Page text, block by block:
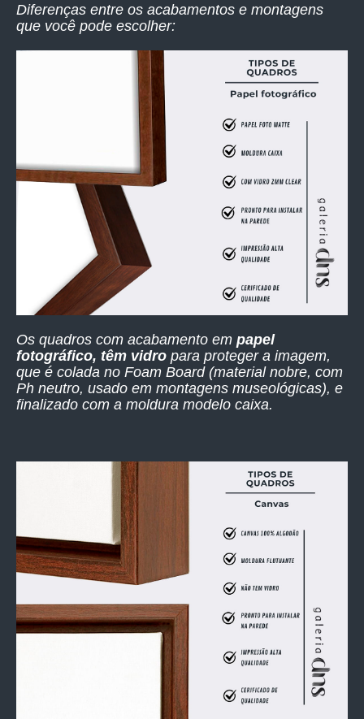
Diferenças entre os acabamentos e montagens
que você pode escolher:
Os quadros com acabamento em papel
fotográfico, têm vidro para proteger a imagem,
que é colada no Foam Board (material nobre, com
Ph neutro, usado em montagens museológicas), e
finalizado com a moldura modelo caixa.